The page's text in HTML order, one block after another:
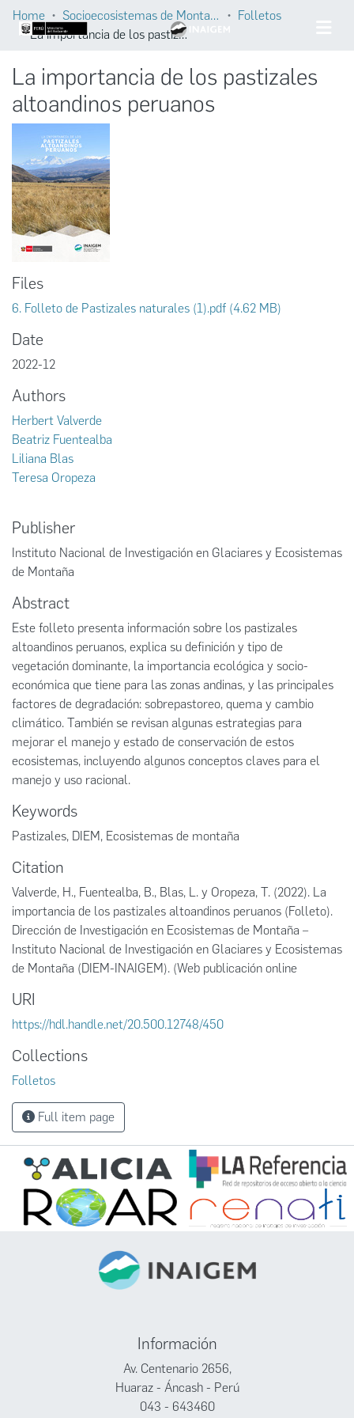
Home Socioecosistemas de Montaña
Folletos
La importancia de los pastizales altoandinos peruanos
La importancia de los pastizales
altoandinos peruanos
Files
6. Folleto de Pastizales naturales (1).pdf (4.62 MB)
Date
2022-12
Authors
Herbert Valverde
Beatriz Fuentealba
Liliana Blas
Teresa Oropeza
Publisher
Instituto Nacional de Investigación en Glaciares y Ecosistemas
de Montaña
Abstract
Este folleto presenta información sobre los pastizales
altoandinos peruanos, explica su definición y tipo de
vegetación dominante, la importancia ecológica y socio-
económica que tiene para las zonas andinas, y las principales
factores de degradación: sobrepastoreo, quema y cambio
climático. También se revisan algunas estrategias para
mejorar el manejo y estado de conservación de estos
ecosistemas, incluyendo algunos conceptos claves para el
manejo y uso racional.
Keywords
Pastizales, DIEM, Ecosistemas de montaña
Citation
Valverde, H., Fuentealba, B., Blas, L. y Oropeza, T. (2022). La
importancia de los pastizales altoandinos peruanos (Folleto).
Dirección de Investigación en Ecosistemas de Montaña –
Instituto Nacional de Investigación en Glaciares y Ecosistemas
de Montaña (DIEM-INAIGEM). (Web publicación online
URI
https://hdl.handle.net/20.500.12748/450
Collections
Folletos
Full item page
Información
Av. Centenario 2656,
Huaraz - Áncash - Perú
043 - 643460